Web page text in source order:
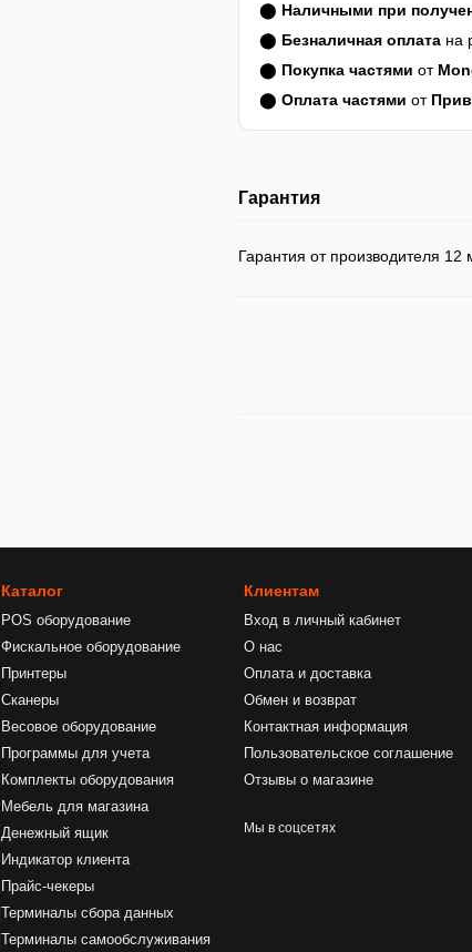
⬤ Наличными при
⬤ Безналичная оплата на
⬤ Покупка частями от
⬤ Оплата частями от
Гарантия
Гарантия от производителя 12
Каталог
POS оборудование
Фискальное оборудование
Принтеры
Сканеры
Весовое оборудование
Программы для учета
Комплекты оборудования
Мебель для магазина
Денежный ящик
Индикатор клиента
Прайс-чекеры
Терминалы сбора данных
Терминалы самообслуживания
Клиентам
Вход в личный кабинет
О нас
Оплата и доставка
Обмен и возврат
Контактная информация
Пользовательское соглашение
Отзывы о магазине
Мы в соцсетях